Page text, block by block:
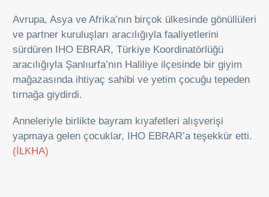
Avrupa, Asya ve Afrika’nın birçok ülkesinde gönüllüleri
ve partner kuruluşları aracılığıyla faaliyetlerini
sürdüren IHO EBRAR, Türkiye Koordinatörlüğü
aracılığıyla Şanlıurfa’nın Haliliye ilçesinde bir giyim
mağazasında ihtiyaç sahibi ve yetim çocuğu tepeden
tırnağa giydirdi.
Anneleriyle birlikte bayram kıyafetleri alışverişi
yapmaya gelen çocuklar, IHO EBRAR’a teşekkür etti.
(İLKHA)